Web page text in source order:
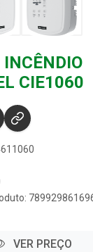
CIE1060
VER PREÇO